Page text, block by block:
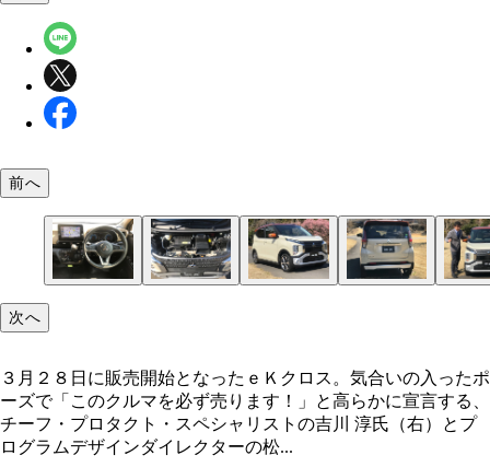
ポーティかつ上質な質感が特長だ
で低燃費な走りを実現しているという
気になる価格は１４１万４８００円から１７６万
０円（税込み）。変速機はＣＶＴ
方にあるカメラ映像を映し出す優れものだ
影中、気合いの入ったポーズで「このクルマを必
ます！」と高らかに宣言する、チーフ・プロタク
ペシャリストの吉川 淳氏（右）とプログラムデザ
イレクターの松延浩昭氏（左）
前へ
次へ
３月２８日に販売開始となったｅＫクロス。気合いの入ったポ
ーズで「このクルマを必ず売ります！」と高らかに宣言する、
チーフ・プロタクト・スペシャリストの吉川 淳氏（右）とプ
ログラムデザインダイレクターの松...